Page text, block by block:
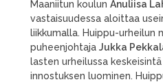
Maaniitun koulun Anuliisa
vastaisuudessa aloittaa
liikkumalla. Huippu-urheilun
puheenjohtaja Jukka
lasten urheilussa
innostuksen luominen.